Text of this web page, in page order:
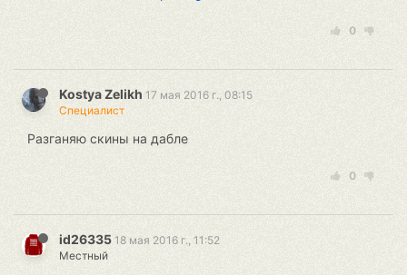
0
Kostya Zelikh 17 мая 2016 г., 08:15
Специалист
Разганяю скины на дабле
0
id26335 18 мая 2016 г., 11:52
Местный